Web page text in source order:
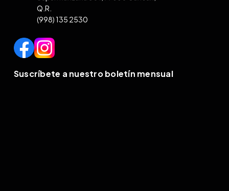
Q.R.
(998) 135 2530
Suscríbete a nuestro boletín mensual